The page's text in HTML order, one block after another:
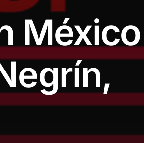
Recursos
Presencia en
Dossieres
Fotonoticias
México